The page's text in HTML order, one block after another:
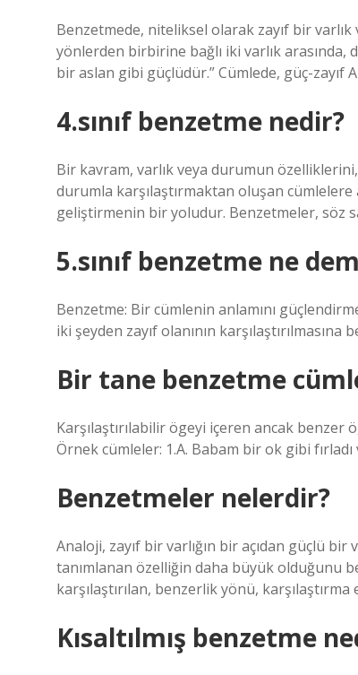
Benzetmede, niteliksel olarak zayıf bir varlık
yönlerden birbirine bağlı iki varlık arasında,
bir aslan gibi güçlüdür.” Cümlede, güç-zayıf
4.sınıf benzetme nedir?
Bir kavram, varlık veya durumun
durumla karşılaştırmaktan oluşan
geliştirmenin bir yoludur. Benzetmeler, söz
5.sınıf benzetme ne
Benzetme: Bir cümlenin anlamını
iki şeyden zayıf olanının karşılaştırılmasına
Bir tane benzetme
Karşılaştırılabilir ögeyi içeren ancak
Örnek cümleler: 1.A. Babam bir ok gibi
Benzetmeler nelerdir?
Analoji, zayıf bir varlığın bir açıdan güçlü bir
tanımlanan özelliğin daha büyük olduğunu
karşılaştırılan, benzerlik yönü, karşılaştırma
Kısaltılmış benzetme